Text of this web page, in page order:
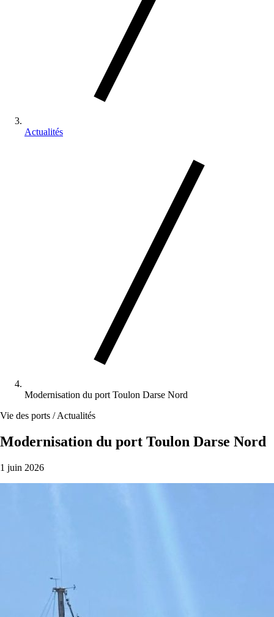
Actualités
Modernisation du port Toulon Darse Nord
Vie des ports / Actualités
Modernisation du port Toulon Darse Nord
1 juin 2026